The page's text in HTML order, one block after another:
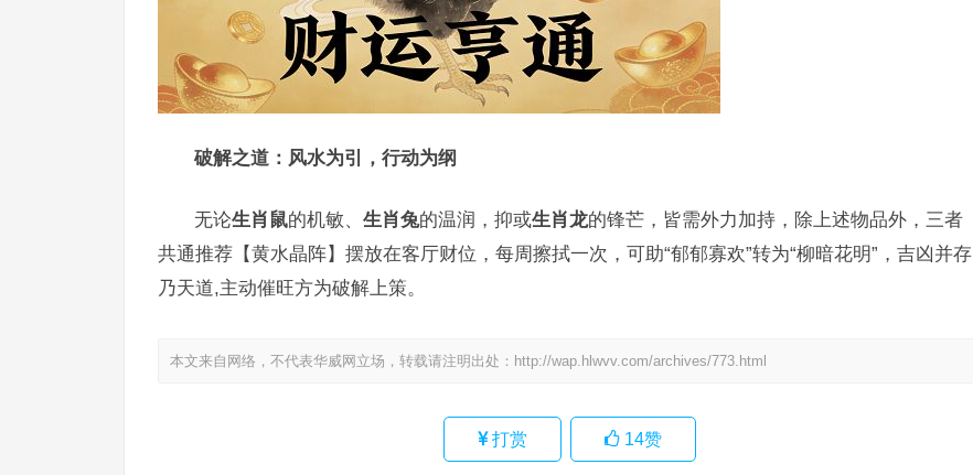
破解之道：风水为引，行动为纲
无论生肖鼠的机敏、 生肖兔的温润，抑或生肖龙的锋芒，皆需外力加持，除上述物品外，三者
共通推荐【黄水晶阵】摆放在客厅财位，每周擦拭一次，可助“郁郁寡欢”转为“柳暗花明”，吉凶并存
乃天道,主动催旺方为破解上策。
本文来自网络，不代表华威网立场，转载请注明出处： http://wap.hlwvv.com/archives/773.html
打赏 14赞